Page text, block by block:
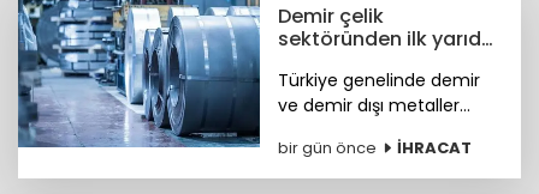
Demir çelik
sektöründen ilk yarıda
performansı
Türkiye genelinde demir
ve demir dışı metaller
yüzde 11,7 artışla 7,2 milyar
dolara, çelik ihracatı ise
bir gün önce İHRACAT